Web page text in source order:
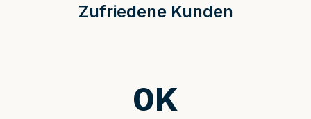
Zufriedene Kunden
0K